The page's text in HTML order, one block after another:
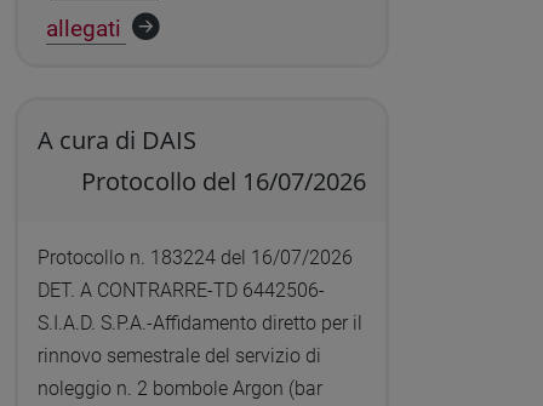
allegati
A cura di DAIS
Protocollo del 16/07/2026
Protocollo n. 183224 del 16/07/2026
DET. A CONTRARRE-TD 6442506-
S.I.A.D. S.P.A.-Affidamento diretto per il
rinnovo semestrale del servizio di
noleggio n. 2 bombole Argon (bar